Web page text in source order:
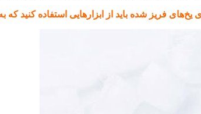
فریز شده باید از ابزارهایی استفاده کنید که